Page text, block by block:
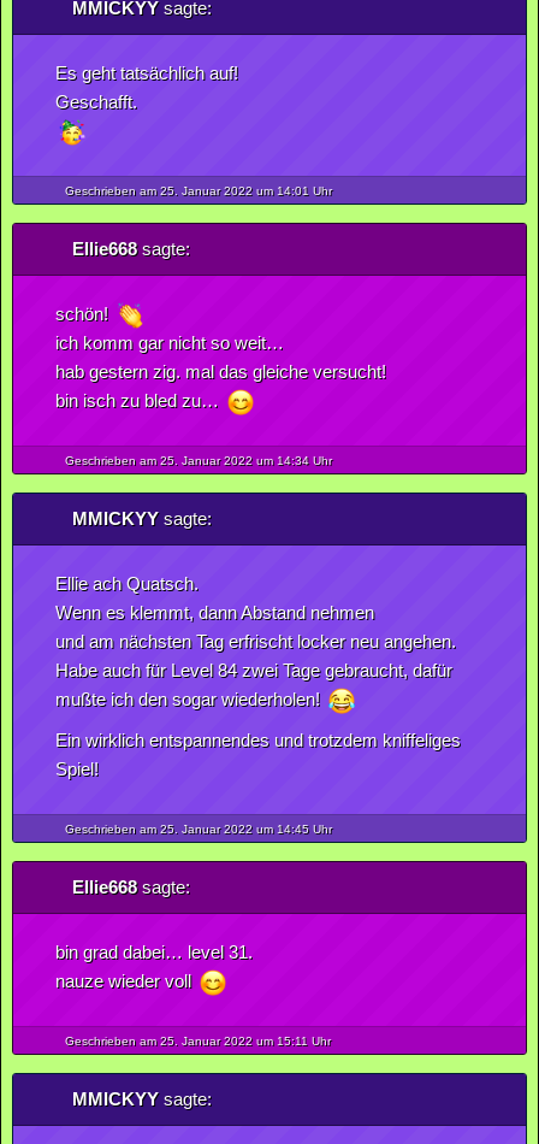
MMICKYYsagte:
Es geht tatsächlich auf!
Geschafft.
Geschrieben am 25. Januar2022um 14:01 Uhr
Ellie668sagte:
schön!
ich komm gar nicht so weit…
hab gestern zig. mal das gleiche versucht!
bin isch zu bled zu…
Geschrieben am 25. Januar2022um 14:34 Uhr
MMICKYYsagte:
Ellie ach Quatsch.
Wenn es klemmt, dann Abstand nehmen
und am nächsten Tag erfrischt locker neu angehen.
Habe auch für Level 84 zwei Tage gebraucht, dafür
mußte ich den sogar wiederholen!
Ein wirklich entspannendes und trotzdem kniffeliges
Spiel!
Geschrieben am 25. Januar2022um 14:45 Uhr
Ellie668sagte:
bin grad dabei… level 31.
nauze wieder voll
Geschrieben am 25. Januar2022um 15:11 Uhr
MMICKYYsagte: